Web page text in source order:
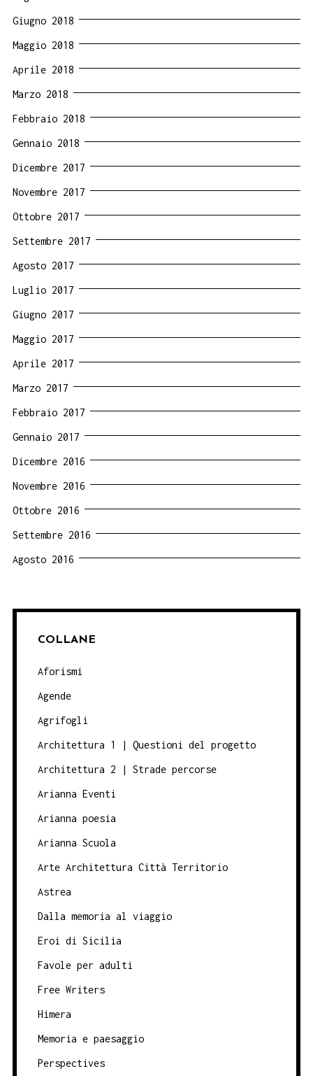
Giugno 2018
Maggio 2018
Aprile 2018
Marzo 2018
Febbraio 2018
Gennaio 2018
Dicembre 2017
Novembre 2017
Ottobre 2017
Settembre 2017
Agosto 2017
Luglio 2017
Giugno 2017
Maggio 2017
Aprile 2017
Marzo 2017
Febbraio 2017
Gennaio 2017
Dicembre 2016
Novembre 2016
Ottobre 2016
Settembre 2016
Agosto 2016
COLLANE
Aforismi
Agende
Agrifogli
Architettura 1 | Questioni del progetto
Architettura 2 | Strade percorse
Arianna Eventi
Arianna poesia
Arianna Scuola
Arte Architettura Città Territorio
Astrea
Dalla memoria al viaggio
Eroi di Sicilia
Favole per adulti
Free Writers
Himera
Memoria e paesaggio
Perspectives